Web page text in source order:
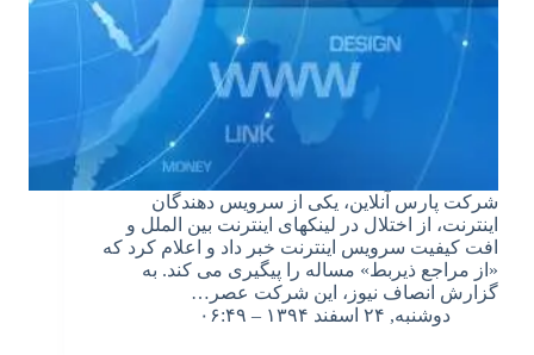
شرکت پارس آنلاین، یکی از سرویس دهندگان
اینترنت، از اختلال در لینکهای اینترنت بین الملل و
افت کیفیت سرویس اینترنت خبر داد و اعلام کرد که
«از مراجع ذیربط» مساله را پیگیری می کند. به
گزارش انصاف نیوز، این شرکت عصر…
دوشنبه, ۲۴ اسفند ۱۳۹۴ – ۰۶:۴۹